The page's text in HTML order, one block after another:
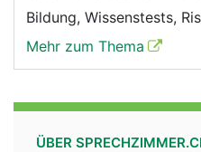
Bildung, Wissenstests,
Mehr zum Thema
ÜBER